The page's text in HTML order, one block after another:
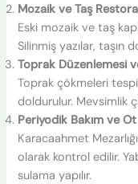
Mozaik ve Taş
Eski mozaik ve taş
Silinmiş yazılar, taşın
Toprak Düzenlemesi
Toprak çökmeleri
doldurulur. Mevsimlik
Periyodik Bakım ve
Karacaahmet
olarak kontrol edilir.
sulama yapılır.